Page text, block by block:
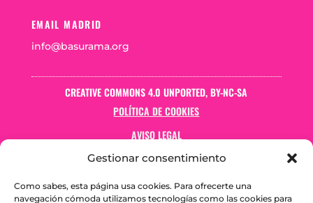
Gestionar consentimiento
Como sabes, esta página usa cookies. Para ofrecerte una
navegación cómoda utilizamos tecnologías como las cookies para
EMAIL MADRID
info@basurama.org
CREATIVE COMMONS 4.0 UNPORTED, BY-NC-SA
POLÍTICA DE COOKIES
AVISO LEGAL